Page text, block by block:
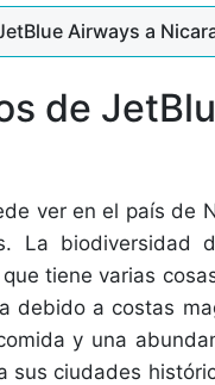
Airways a
de
ver en el país de
La biodiversidad
tiene varias
debido a costas
y una
ciudades